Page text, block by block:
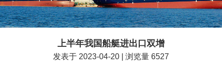
上半年我国船艇进出口双增
发表于 2023-04-20 | 浏览量 6527